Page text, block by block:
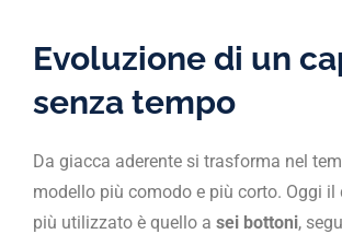
Evoluzione di un
senza tempo
Da giacca aderente si trasforma nel
modello più comodo e più corto. Oggi
più utilizzato è quello a sei bottoni,